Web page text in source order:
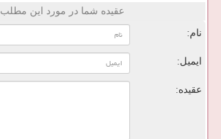
عقیده شما در مورد این مطلب
نام:
ایمیل:
عقیده: